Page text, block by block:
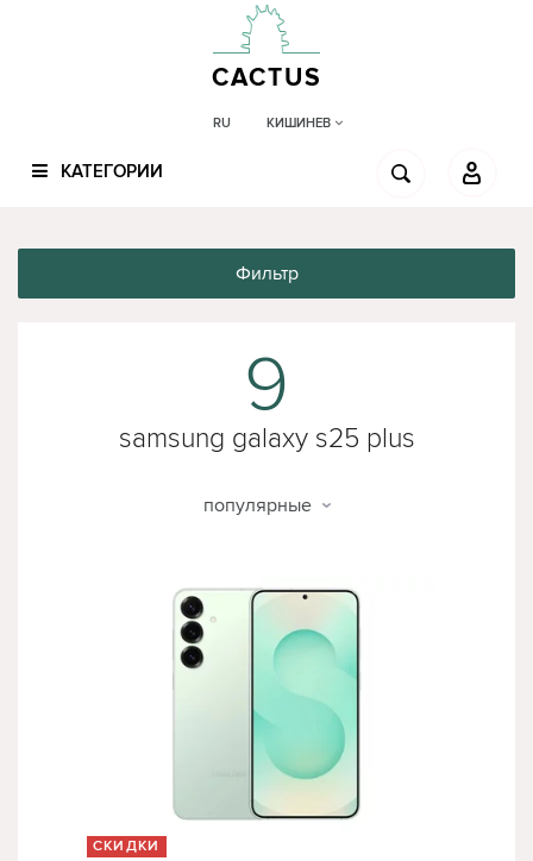
CACTUS
RU КИШИНЕВ
КАТЕГОРИИ
9
samsung galaxy s25 plus
СКИДКИ
Фильтр